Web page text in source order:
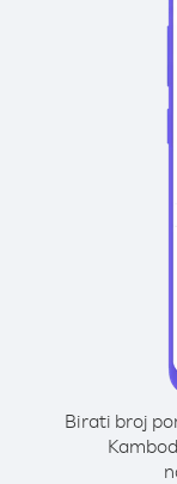
Birati broj